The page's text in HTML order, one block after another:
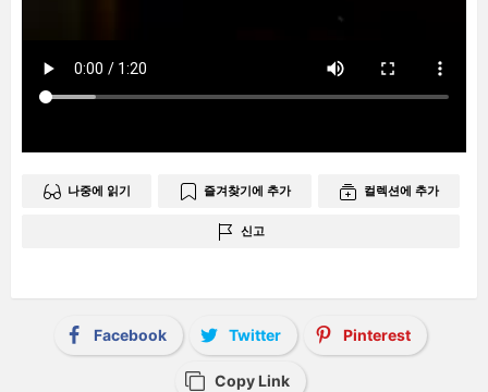
나중에 읽기 즐겨찾기에 추가 컬렉션에 추가
신고
Facebook Twitter Pinterest
Copy Link